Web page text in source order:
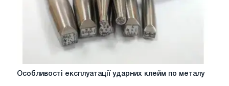
Особливості
Особливості експлуатації ударних клейм по металу